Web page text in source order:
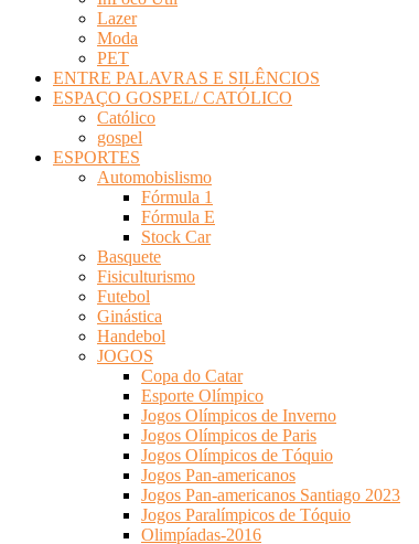
Lazer
Moda
PET
ENTRE PALAVRAS E SILÊNCIOS
ESPAÇO GOSPEL/ CATÓLICO
Católico
gospel
ESPORTES
Automobislismo
Fórmula 1
Fórmula E
Stock Car
Basquete
Fisiculturismo
Futebol
Ginástica
Handebol
JOGOS
Copa do Catar
Esporte Olímpico
Jogos Olímpicos de Inverno
Jogos Olímpicos de Paris
Jogos Olímpicos de Tóquio
Jogos Pan-americanos
Jogos Pan-americanos Santiago 2023
Jogos Paralímpicos de Tóquio
Olimpíadas-2016